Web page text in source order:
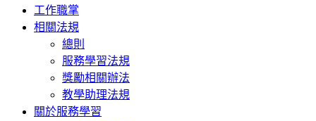
工作職掌
相關法規
總則
服務學習法規
獎勵相關辦法
教學助理法規
關於服務學習